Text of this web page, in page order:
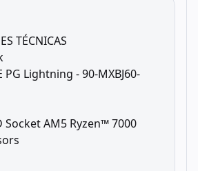
TÉCNICAS
PG Lightning - 90-MXBJ60-
Socket AM5 Ryzen™ 7000